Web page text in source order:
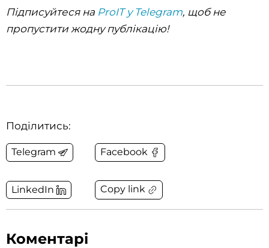
Підписуйтеся на ProIT у Telegram, щоб не
пропустити жодну публікацію!
Поділитись:
Telegram Facebook
LinkedIn Copy link
Коментарі